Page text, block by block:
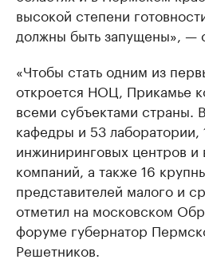
высокой степени
должны быть запущены», —
«Чтобы стать одним из
откроется НОЦ, Прикамье
всеми субъектами страны.
кафедры и 53 лаборатории,
инжиниринговых центров и
компаний, а также 16
представителей малого и
отметил на московском
форуме губернатор
Решетников.